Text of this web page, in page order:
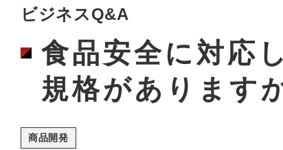
ビジネスQ&A
食品安全に対応
規格があります
商品開発